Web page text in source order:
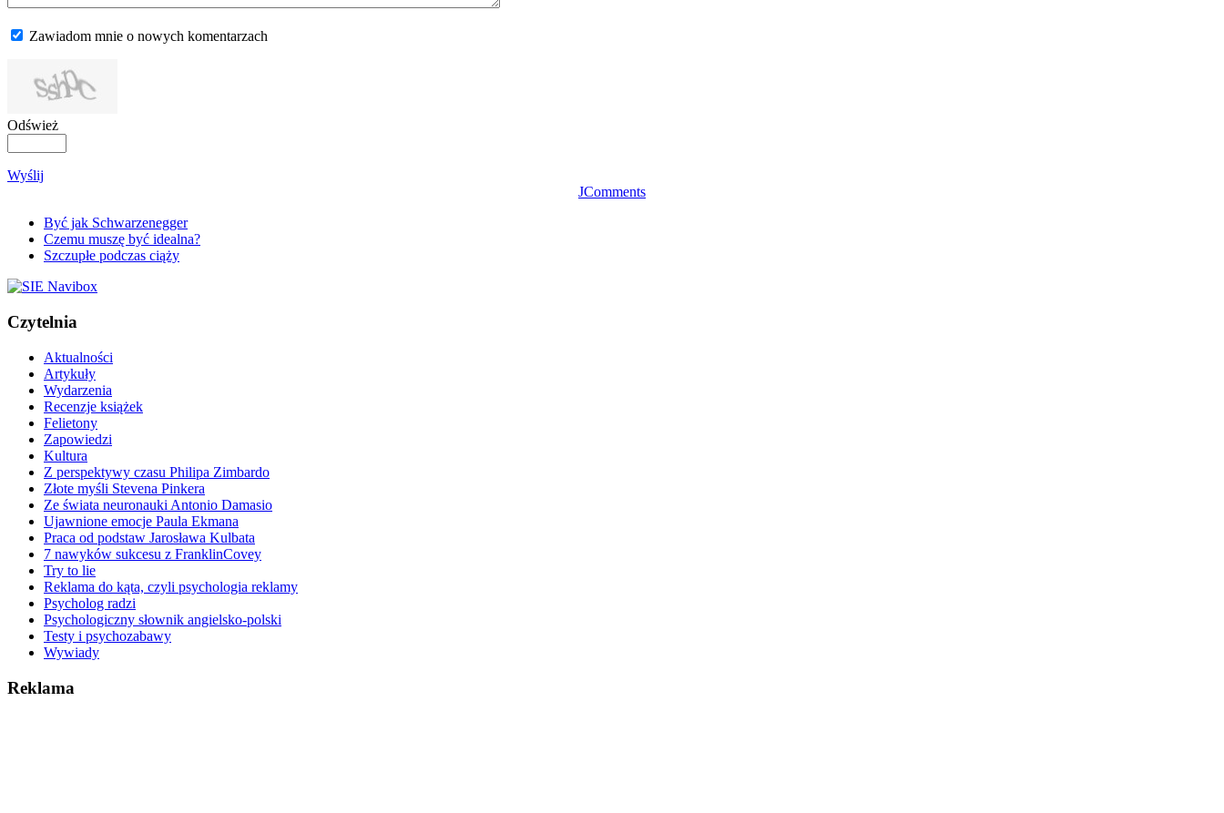
Zawiadom mnie o nowych komentarzach
Odśwież
Wyślij
JComments
Być jak Schwarzenegger
Czemu muszę być idealna?
Szczupłe podczas ciąży
Czytelnia
Aktualności
Artykuły
Wydarzenia
Recenzje książek
Felietony
Zapowiedzi
Kultura
Z perspektywy czasu Philipa Zimbardo
Złote myśli Stevena Pinkera
Ze świata neuronauki Antonio Damasio
Ujawnione emocje Paula Ekmana
Praca od podstaw Jarosława Kulbata
7 nawyków sukcesu z FranklinCovey
Try to lie
Reklama do kąta, czyli psychologia reklamy
Psycholog radzi
Psychologiczny słownik angielsko-polski
Testy i psychozabawy
Wywiady
Reklama